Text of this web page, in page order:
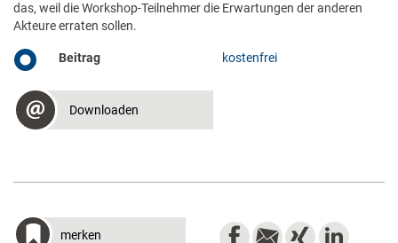
das, weil die Workshop-Teilnehmer die Erwartungen der anderen
Akteure erraten sollen.
Beitrag kostenfrei
Downloaden
merken